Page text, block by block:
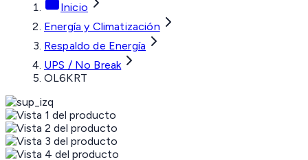
Inicio
Energía y Climatización
Respaldo de Energía
UPS / No Break
OL6KRT